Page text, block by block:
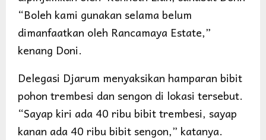
“Boleh kami gunakan selama belum
dimanfaatkan oleh Rancamaya Estate,”
kenang Doni.
Delegasi Djarum menyaksikan hamparan bibit
pohon trembesi dan sengon di lokasi tersebut.
“Sayap kiri ada 40 ribu bibit trembesi, sayap
kanan ada 40 ribu bibit sengon,” katanya.